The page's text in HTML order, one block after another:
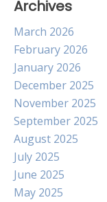
Archives
March 2026
February 2026
January 2026
December 2025
November 2025
September 2025
August 2025
July 2025
June 2025
May 2025